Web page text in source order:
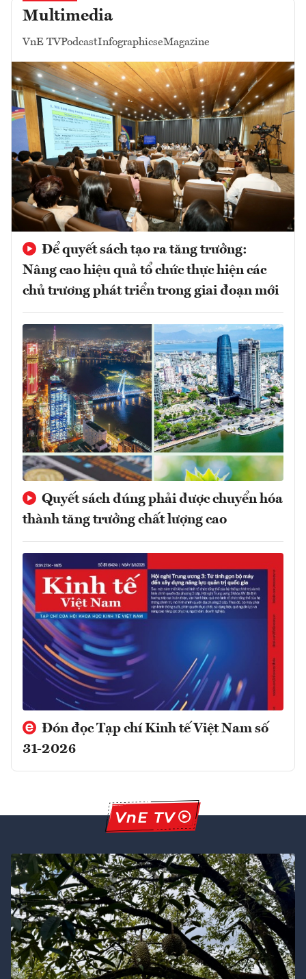
Multimedia
VnE TVPodcastInfographicseMagazine
Để quyết sách tạo ra tăng trưởng:
Nâng cao hiệu quả tổ chức thực hiện các
chủ trương phát triển trong giai đoạn mới
Quyết sách đúng phải được chuyển hóa
thành tăng trưởng chất lượng cao
Đón đọc Tạp chí Kinh tế Việt Nam số
31-2026